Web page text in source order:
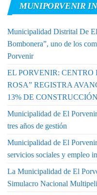
MUNIPORVENIR
Municipalidad Distrital De
Bombonera”, uno de los
Porvenir
EL PORVENIR: CENTRO
ROSA” REGISTRA
13% DE CONSTRUCCIÓN
Municipalidad de El
tres años de gestión
Municipalidad de El
servicios sociales y empleo
La Municipalidad de El
Simulacro Nacional